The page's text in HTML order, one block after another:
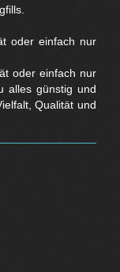
oder einfach nur
alles günstig und
Qualität und